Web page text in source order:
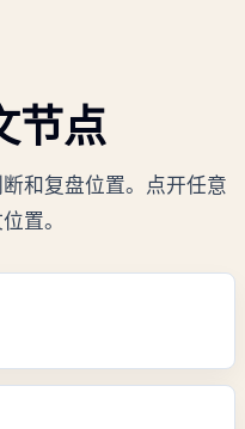
节点
和复盘位置。点开任意
置。